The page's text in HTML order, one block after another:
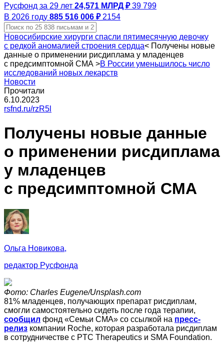
Русфонд за 29 лет 24,571 МЛРД ₽ 39 799
В 2026 году 885 516 006 ₽ 2154
Новосибирские хирурги спасли пятимесячную девочку
с редкой аномалией строения сердца< Получены новые
данные о применении рисдиплама у младенцев
с предсимптомной СМА >В России уменьшилось число
исследований новых лекарств
Новости
Прочитали
6.10.2023
rsfnd.ru/rzR5l
Получены новые данные
о применении рисдиплама
у младенцев
с предсимптомной СМА
Ольга Новикова,
редактор Русфонда
Фото: Charles Eugene/Unsplash.com
81% младенцев, получающих препарат рисдиплам,
смогли самостоятельно сидеть после года терапии,
сообщил фонд «Семьи СМА» со ссылкой на пресс-
релиз компании Roche, которая разработала рисдиплам
в сотрудничестве с PTC Therapeutics и SMA Foundation.